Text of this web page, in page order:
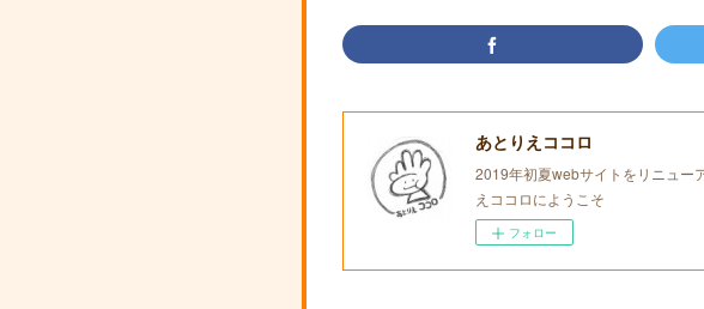
あとりえココロ
2019年初夏webサイトをリニュー
えココロにようこそ
フォロー